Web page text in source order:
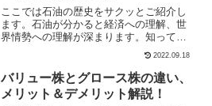
ここでは石油の歴史をサクッとご紹介し
ます。石油が分かると経済への理解、世
界情勢への理解が深まります。知ってい
て損はありません。知っている方もこの
機会に是非おさらいしてみてください。
動画はこちら！1859 石油のはじまり1859
年アメリカのド...
2022.09.18
バリュー株とグロース株の違い、
メリット＆デメリット解説！